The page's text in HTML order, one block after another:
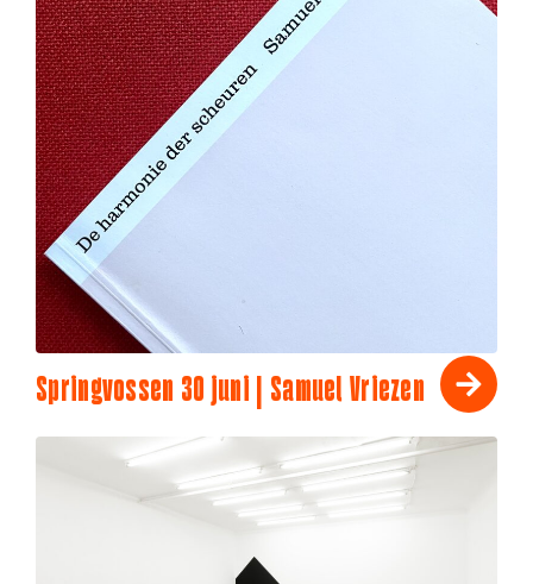
Springvossen 30 juni | Samuel Vriezen